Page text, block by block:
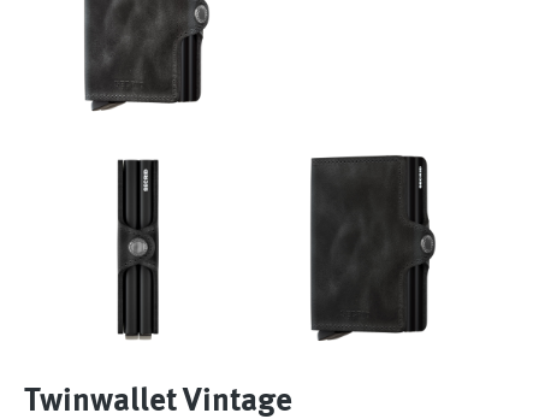
Twinwallet Vintage